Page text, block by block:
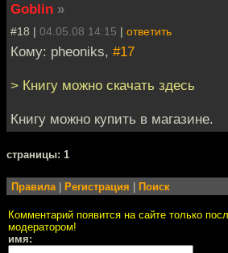
Goblin »
#18 | 04.05.08 14:15 | ответить
Кому: pheoniks, #17
> Книгу можно скачать здесь
Книгу можно купить в магазине.
cтраницы: 1
Правила| Регистрация Поиск
Комментарий появится на сайте только
модератором!
имя: